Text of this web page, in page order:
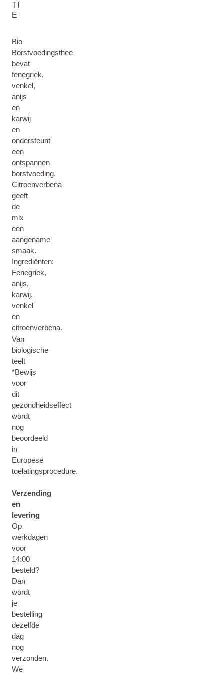
TI
E
Bio
Borstvoedingsthee
bevat
fenegriek,
venkel,
anijs
en
karwij
en
ondersteunt
een
ontspannen
borstvoeding.
Citroenverbena
geeft
de
mix
een
aangename
smaak.
Ingrediënten:
Fenegriek,
anijs,
karwij,
venkel
en
citroenverbena.
Van
biologische
teelt
*Bewijs
voor
dit
gezondheidseffect
wordt
nog
beoordeeld
in
Europese
toelatingsprocedure.
Verzending
en
levering
Op
werkdagen
voor
14:00
besteld?
Dan
wordt
je
bestelling
dezelfde
dag
nog
verzonden.
We